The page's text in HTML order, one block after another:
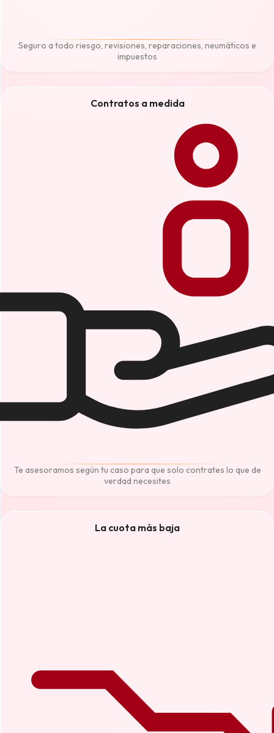
Seguro a todo riesgo, revisiones, reparaciones, neumáticos e
impuestos
Contratos a medida
Te asesoramos según tu caso para que solo contrates lo que de
verdad necesites
La cuota más baja